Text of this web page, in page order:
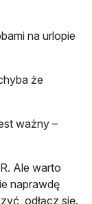
na urlopie
że
ważny –
Ale warto
naprawdę
odłącz się.